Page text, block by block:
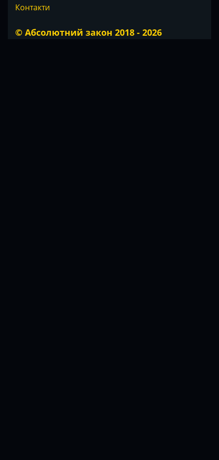
Контакти
© Абсолютний закон 2018 - 2026